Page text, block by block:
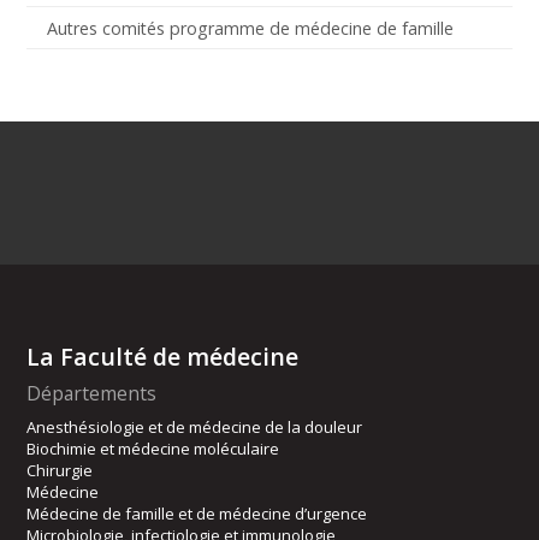
Autres comités programme de médecine de famille
La Faculté de médecine
Départements
Anesthésiologie et de médecine de la douleur
Biochimie et médecine moléculaire
Chirurgie
Médecine
Médecine de famille et de médecine d’urgence
Microbiologie, infectiologie et immunologie